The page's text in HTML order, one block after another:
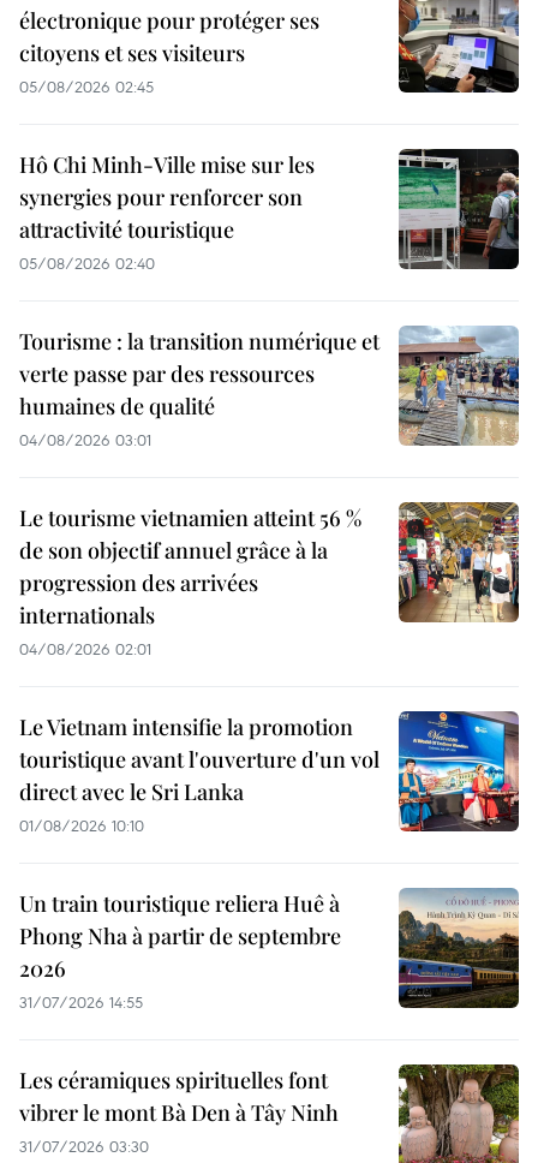
électronique pour protéger ses
citoyens et ses visiteurs
05/08/2026 02:45
Hô Chi Minh-Ville mise sur les
synergies pour renforcer son
attractivité touristique
05/08/2026 02:40
Tourisme : la transition numérique et
verte passe par des ressources
humaines de qualité
04/08/2026 03:01
Le tourisme vietnamien atteint 56 %
de son objectif annuel grâce à la
progression des arrivées
internationals
04/08/2026 02:01
Le Vietnam intensifie la promotion
touristique avant l'ouverture d'un vol
direct avec le Sri Lanka
01/08/2026 10:10
Un train touristique reliera Huê à
Phong Nha à partir de septembre
2026
31/07/2026 14:55
Les céramiques spirituelles font
vibrer le mont Bà Den à Tây Ninh
31/07/2026 03:30